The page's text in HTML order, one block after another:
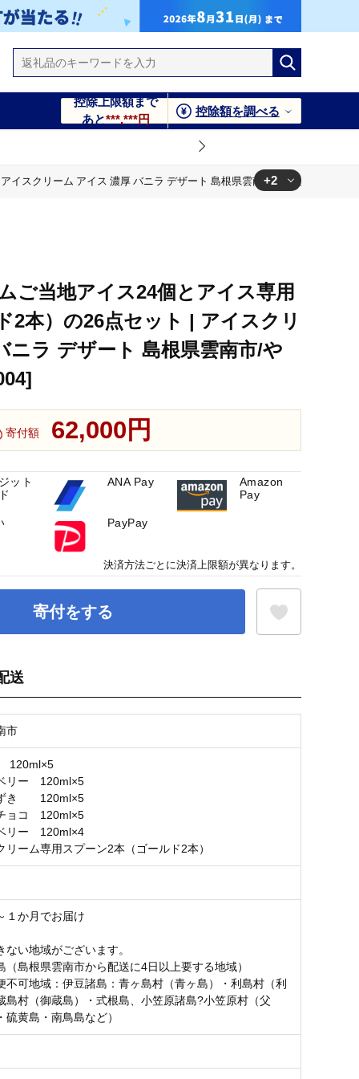
控除上限額まで
あと***,***円
控除額を調べる
スクリーム アイス 濃厚 バニラ デザート 島根県雲南市/やまざと
+2
ご当地アイス24個とアイス専用
2本）の26点セット | アイスクリ
ニラ デザート 島根県雲南市/や
寄付額 62,000円
寄付をする
送
市
120ml×5
リー 120ml×5
ずき 120ml×5
ョコ 120ml×5
リー 120ml×4
リーム専用スプーン2本（ゴールド2本）
１か月でお届け
い地域がございます。
（島根県雲南市から配送に4日以上要する地域）
不可地域：伊豆諸島：青ヶ島村（青ヶ島）・利島村（利
島村（御蔵島）・式根島、小笠原諸島?小笠原村（父
硫黄島・南鳥島など）
ット
ANA Pay
Amazon
Pay
PayPay
決済方法ごとに決済上限額が異なります。